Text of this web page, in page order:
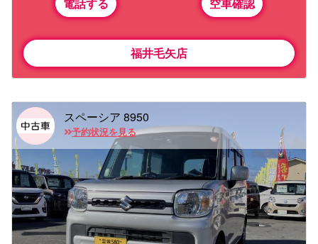
電話する 空車確認
福井毛矢店
スペーシア 8950
予約状況を見る